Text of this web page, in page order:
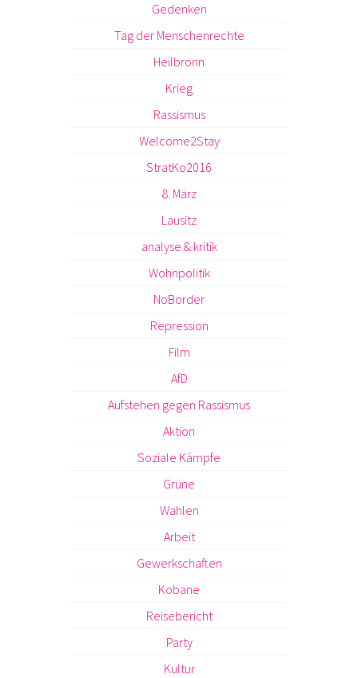
Gedenken
Tag der Menschenrechte
Heilbronn
Krieg
Rassismus
Welcome2Stay
StratKo2016
8. März
Lausitz
analyse & kritik
Wohnpolitik
NoBorder
Repression
Film
AfD
Aufstehen gegen Rassismus
Aktion
Soziale Kämpfe
Grüne
Wahlen
Arbeit
Gewerkschaften
Kobane
Reisebericht
Party
Kultur